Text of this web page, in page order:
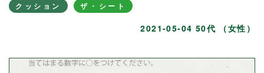
クッション ザ・シート
2021-05-04 50代 （女性）